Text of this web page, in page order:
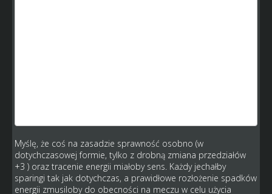
Myślę, że coś na zasadzie sprawność osobno (w
dotychczasowej formie, tylko z drobną zmiana przedziałów
+3 ) oraz tracenie energii miałoby sens. Każdy jechałby
sparingi tak jak dotychczas, a prawidłowe rozłożenie spadków
energii zmusiloby do obecności na meczu w celu użycia